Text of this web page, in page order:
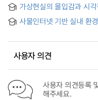
Automatic Control
during the Cooling
가상현실의 몰입감과 시
Temperature Control
Reality
사물인터넷 기반 실내 환
사용자 의견
사용자 의견등록
해주세요.